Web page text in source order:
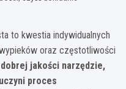
to kwestia indywidualnych
oraz częstotliwości
jakości narzędzie,
proces